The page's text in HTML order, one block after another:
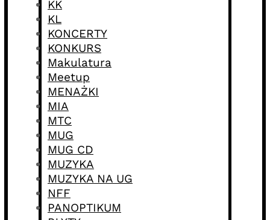
KK
KL
KONCERTY
KONKURS
Makulatura
Meetup
MENAŻKI
MIA
MTC
MUG
MUG CD
MUZYKA
MUZYKA NA UG
NFF
PANOPTIKUM